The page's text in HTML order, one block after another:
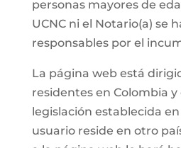
personas mayores de
UCNC ni el Notario(a) se
responsables por el
La página web está
residentes en Colombia
legislación establecida en
usuario reside en otro